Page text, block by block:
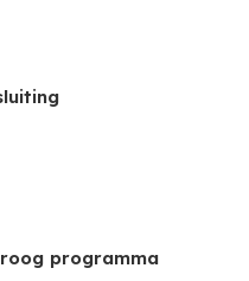
programma